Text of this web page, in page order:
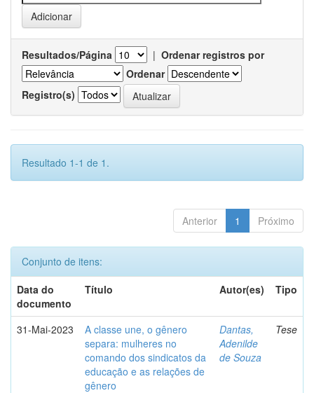
Resultados/Página | Ordenar registros por
Ordenar
Registro(s)
Resultado 1-1 de 1.
Anterior 1 Próximo
Conjunto de itens:
Data do
documento
Título Autor(es) Tipo
31-Mai-2023
A classe une, o gênero
separa: mulheres no
comando dos sindicatos da
educação e as relações de
gênero
Dantas,
Adenilde
de Souza
Tese